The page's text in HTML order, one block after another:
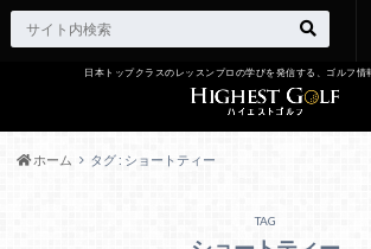
日本トップクラスのレッスンプロの学びを発信する、ゴルフ情
ホーム タグ : ショートティー
TAG